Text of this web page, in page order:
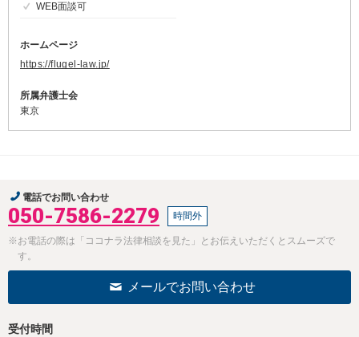
WEB面談可
ホームページ
https://flugel-law.jp/
所属弁護士会
東京
電話でお問い合わせ
050-7586-2279 時間外
※お電話の際は「ココナラ法律相談を見た」とお伝えいただくとスムーズで
す。
メールでお問い合わせ
受付時間